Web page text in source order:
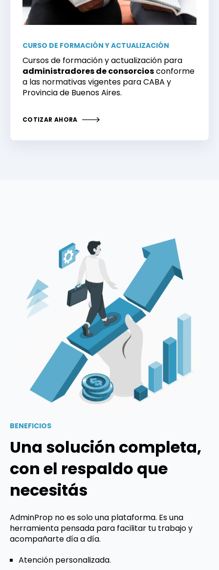
CURSO DE FORMACIÓN Y ACTUALIZACIÓN
Cursos de formación y actualización para
administradores de consorciosconforme
a las normativas vigentes para CABA y
Provincia de Buenos Aires.
COTIZAR AHORA
BENEFICIOS
Una solución completa,
con el respaldo que
necesitás
AdminProp no es solo una plataforma. Es una
herramienta pensada para facilitar tu trabajo y
acompañarte día a día.
Atención personalizada.